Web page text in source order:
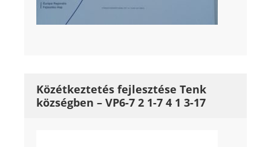
Közétkeztetés fejlesztése Tenk
községben – VP6-7 2 1-7 4 1 3-17